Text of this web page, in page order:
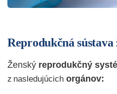
Reprodukčná sústava
Ženský reprodukčný
z nasledujúcich orgánov: